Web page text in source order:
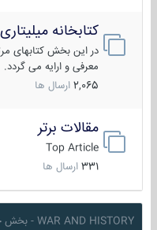
کتابخانه میلیتاری
در این بخش کتابهای
معرفی و ارایه می گردد.
2,065 ارسال ها
مقالات برتر
Top Article
331 ارسال ها
WAR AND HISTORY - بخش جنگ و تاریخ